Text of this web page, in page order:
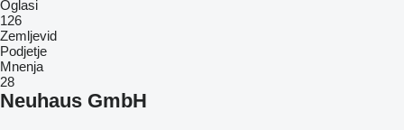
Oglasi
126
Zemljevid
Podjetje
Mnenja
28
Neuhaus GmbH